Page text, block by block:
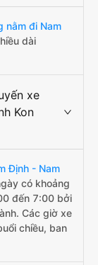
nằm đi Nam
dài
xe
Kon
Định - Nam
có khoảng
đến 7:00 bởi
Các giờ xe
chiều, ban